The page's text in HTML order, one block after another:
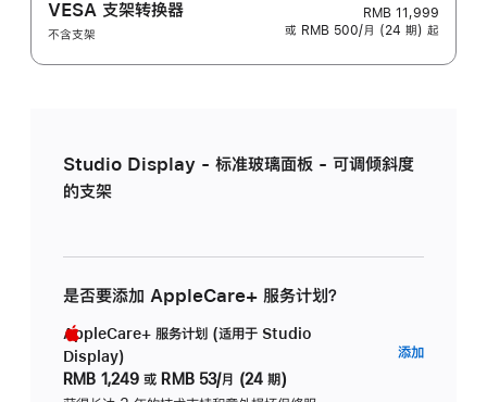
VESA 支架转换器
不含支架
RMB 11,999
或 RMB 500/月 (24 期) 起
Studio Display - 标准玻璃面板 - 可调倾斜度
的支架
是否要添加 AppleCare+ 服务计划？
AppleCare+ 服务计划 (适用于 Studio
Display)
RMB 1,249 或 RMB 53/月 (24 期)
添加